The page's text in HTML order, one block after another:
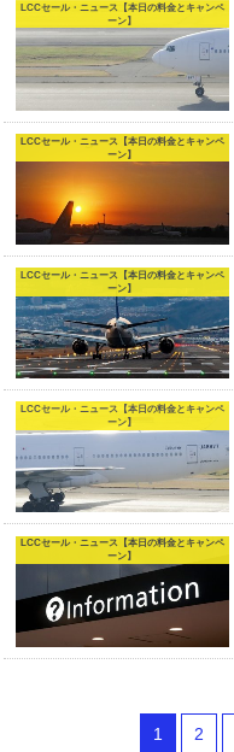
LCCセール・ニュース【本日の料金とキャンペ
ーン】
LCCセール・ニュース【本日の料金とキャンペ
ーン】
LCCセール・ニュース【本日の料金とキャンペ
ーン】
LCCセール・ニュース【本日の料金とキャンペ
ーン】
LCCセール・ニュース【本日の料金とキャンペ
ーン】
1 2